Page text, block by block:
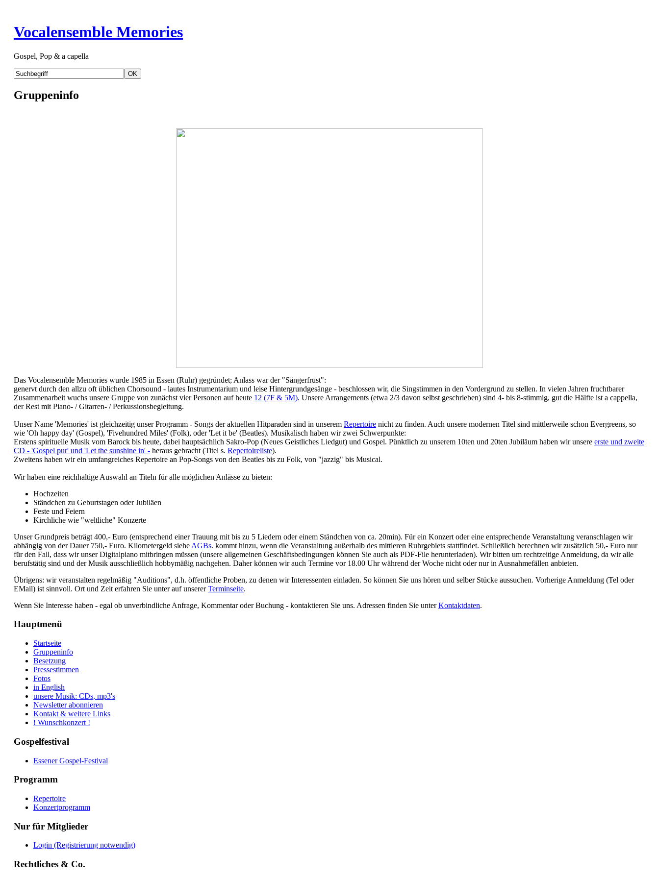
Vocalensemble Memories
Gospel, Pop & a capella
Gruppeninfo
Das Vocalensemble Memories wurde 1985 in Essen (Ruhr) gegründet; Anlass war der "Sängerfrust":
genervt durch den allzu oft üblichen Chorsound - lautes Instrumentarium und leise Hintergrundgesänge - beschlossen wir, die Singstimmen in den Vordergrund zu stellen. In vielen Jahren fruchtbarer
Zusammenarbeit wuchs unsere Gruppe von zunächst vier Personen auf heute 12 (7F & 5M). Unsere Arrangements (etwa 2/3 davon selbst geschrieben) sind 4- bis 8-stimmig, gut die Hälfte ist a cappella,
der Rest mit Piano- / Gitarren- / Perkussionsbegleitung.
Unser Name 'Memories' ist gleichzeitig unser Programm - Songs der aktuellen Hitparaden sind in unserem Repertoirenicht zu finden. Auch unsere modernen Titel sind mittlerweile schon Evergreens, so
wie 'Oh happy day' (Gospel), 'Fivehundred Miles' (Folk), oder 'Let it be' (Beatles). Musikalisch haben wir zwei Schwerpunkte:
Erstens spirituelle Musik vom Barock bis heute, dabei hauptsächlich Sakro-Pop (Neues Geistliches Liedgut) und Gospel. Pünktlich zu unserem 10ten und 20ten Jubiläum haben wir unsere erste und zweite
CD - 'Gospel pur' und 'Let the sunshine in' -heraus gebracht (Titel s. Repertoireliste).
Zweitens haben wir ein umfangreiches Repertoire an Pop-Songs von den Beatles bis zu Folk, von "jazzig" bis Musical.
Wir haben eine reichhaltige Auswahl an Titeln für alle möglichen Anlässe zu bieten:
Hochzeiten
Ständchen zu Geburtstagen oder Jubiläen
Feste und Feiern
Kirchliche wie "weltliche" Konzerte
Unser Grundpreis beträgt 400,- Euro (entsprechend einer Trauung mit bis zu 5 Liedern oder einem Ständchen von ca. 20min). Für ein Konzert oder eine entsprechende Veranstaltung veranschlagen wir
abhängig von der Dauer 750,- Euro. Kilometergeld siehe AGBs. kommt hinzu, wenn die Veranstaltung außerhalb des mittleren Ruhrgebiets stattfindet. Schließlich berechnen wir zusätzlich 50,- Euro nur
für den Fall, dass wir unser Digitalpiano mitbringen müssen (unsere allgemeinen Geschäftsbedingungen können Sie auch als PDF-File herunterladen). Wir bitten um rechtzeitige Anmeldung, da wir alle
berufstätig sind und der Musik ausschließlich hobbymäßig nachgehen. Daher können wir auch Termine vor 18.00 Uhr während der Woche nicht oder nur in Ausnahmefällen anbieten.
Übrigens: wir veranstalten regelmäßig "Auditions", d.h. öffentliche Proben, zu denen wir Interessenten einladen. So können Sie uns hören und selber Stücke aussuchen. Vorherige Anmeldung (Tel oder
EMail) ist sinnvoll. Ort und Zeit erfahren Sie unter auf unsererTerminseite.
Wenn Sie Interesse haben - egal ob unverbindliche Anfrage, Kommentar oder Buchung - kontaktieren Sie uns. Adressen finden Sie unterKontaktdaten.
Hauptmenü
Startseite
Gruppeninfo
Besetzung
Pressestimmen
Fotos
in English
unsere Musik: CDs, mp3's
Newsletter abonnieren
Kontakt & weitere Links
! Wunschkonzert !
Gospelfestival
Essener Gospel-Festival
Programm
Repertoire
Konzertprogramm
Nur für Mitglieder
Login (Registrierung notwendig)
Rechtliches & Co.